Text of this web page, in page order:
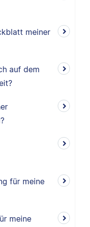
meiner
auf dem
für meine
meine